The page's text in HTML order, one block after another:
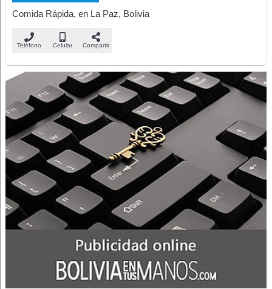
Comida Rápida, en La Paz, Bolivia
Teléfono Celular Compartir